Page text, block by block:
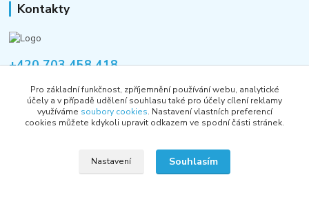
Kontakty
+420 703 458 418
informace@rgshop.cz
Pro základní funkčnost, zpříjemnění používání webu, analytické
účely a v případě udělení souhlasu také pro účely cílení reklamy
využíváme soubory cookies. Nastavení vlastních preferencí
cookies můžete kdykoli upravit odkazem ve spodní části stránek.
Nastavení Souhlasím